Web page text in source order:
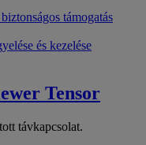
támogatás
és kezelése
Tensor
távkapcsolat.